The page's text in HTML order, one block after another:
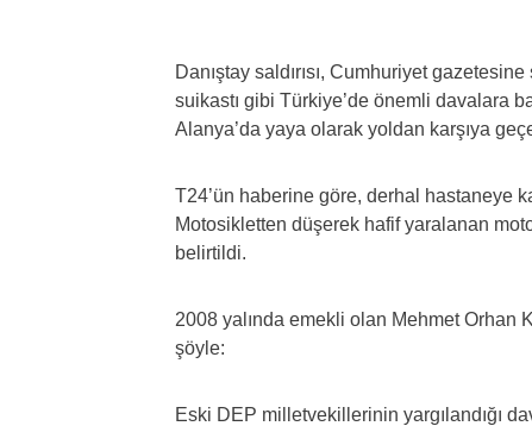
Danıştay saldırısı, Cumhuriyet
suikastı gibi Türkiye’de önemli davalara
Alanya’da yaya olarak yoldan karşıya
T24’ün haberine göre, derhal hastaneye
Motosikletten düşerek hafif yaralanan
belirtildi.
2008 yalında emekli olan Mehmet Orhan
şöyle:
Eski DEP milletvekillerinin yargılandığı